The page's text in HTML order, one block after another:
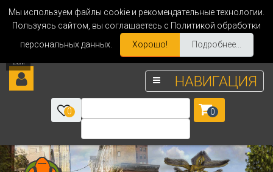
Мы используем файлы cookie и рекомендательные технологии.
Пользуясь сайтом, вы соглашаетесь с Политикой обработки
персональных данных.
Хорошо! Подробнее...
НАВИГАЦИЯ
0 0